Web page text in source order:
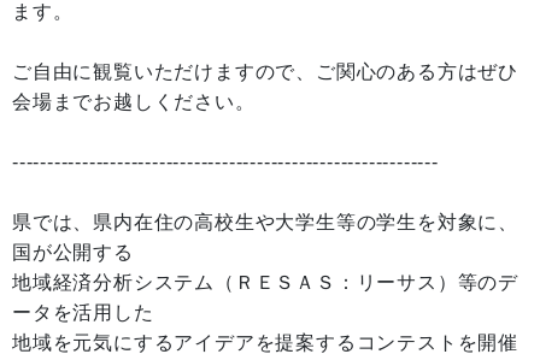
ます。
ご自由に観覧いただけますので、ご関心のある方はぜひ
会場までお越しください。
-------------------------------------------------------------
県では、県内在住の高校生や大学生等の学生を対象に、
国が公開する
地域経済分析システム（ＲＥＳＡＳ：リーサス）等のデ
ータを活用した
地域を元気にするアイデアを提案するコンテストを開催